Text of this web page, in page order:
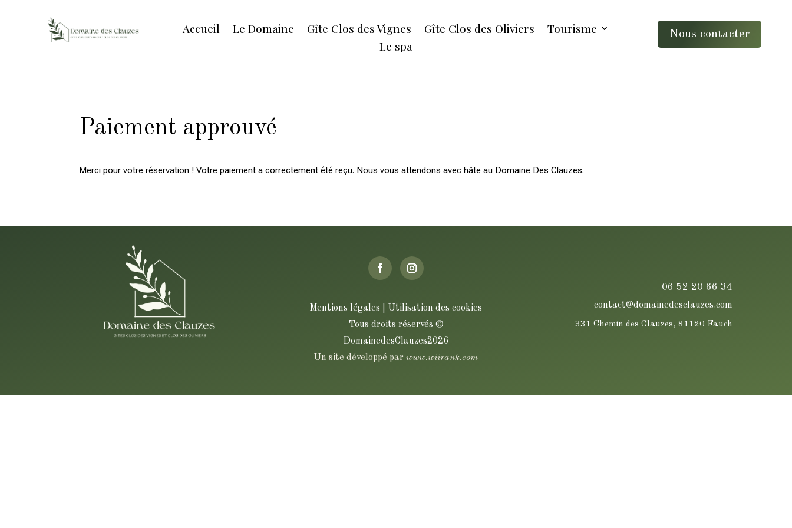
Accueil Le Domaine Gîte Clos des Vignes Gîte Clos des Oliviers
Tourisme
Le spa
Nous contacter
Paiement approuvé
Merci pour votre réservation ! Votre paiement a correctement été reçu. Nous vous attendons avec hâte au Domaine Des Clauzes.
Mentions légales | Utilisation des cookies
Tous droits réservés ©
DomainedesClauzes2026
Un site développé parwww.wiirank.com
06 52 20 66 34
contact@domainedesclauzes.com
331 Chemin des Clauzes, 81120 Fauch